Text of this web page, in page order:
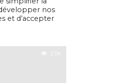
nos
et d’accepter
2.5K